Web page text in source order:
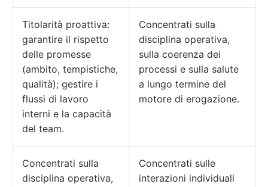
Titolarità proattiva:
garantire il rispetto
delle promesse
(ambito, tempistiche,
qualità); gestire i
flussi di lavoro
interni e la capacità
del team.
Concentrati sulla
disciplina operativa,
sulla coerenza dei
processi e sulla salute
a lungo termine del
motore di erogazione.
Concentrati sulla
disciplina operativa,
Concentrati sulle
interazioni individuali